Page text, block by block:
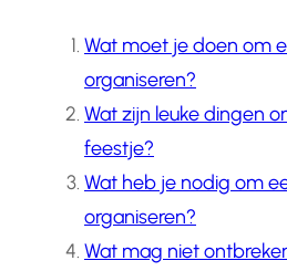
Wat moet je doen om
organiseren?
Wat zijn leuke dingen
feestje?
Wat heb je nodig om
organiseren?
Wat mag niet